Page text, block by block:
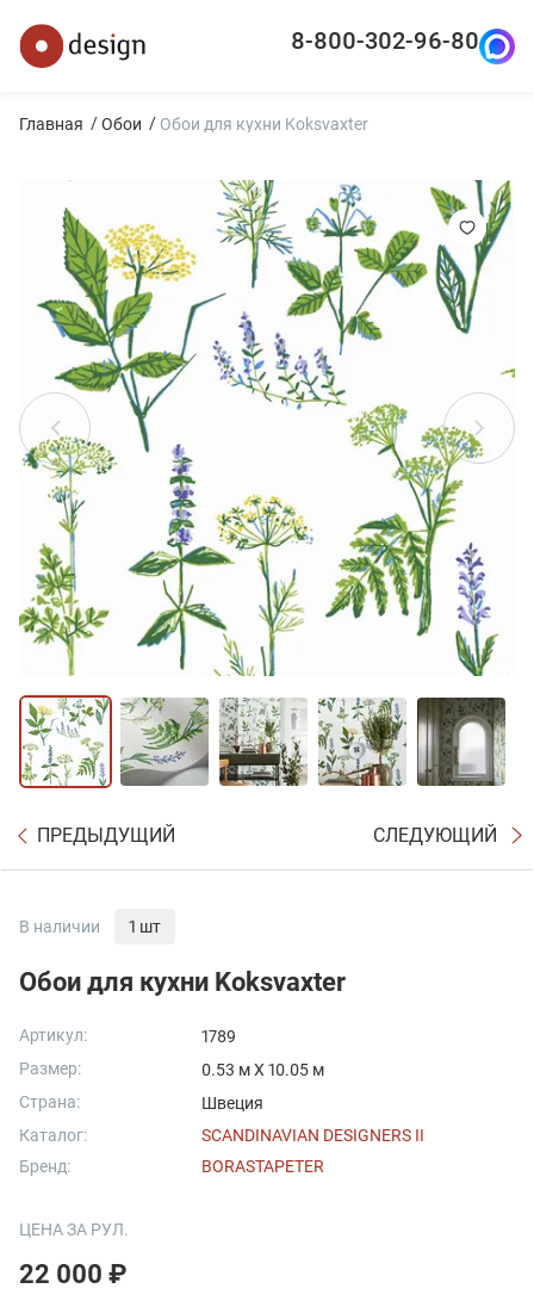
8-800-302-96-80
Главная Обои Обои для кухни Koksvaxter
ПРЕДЫДУЩИЙ СЛЕДУЮЩИЙ
В наличии 1 шт
Обои для кухни Koksvaxter
Артикул:
1789
Размер:
0.53 м X 10.05 м
Страна:
Швеция
Каталог:
SCANDINAVIAN DESIGNERS II
Бренд:
BORASTAPETER
ЦЕНА ЗА РУЛ.
22 000 ₽